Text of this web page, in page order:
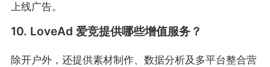
上线广告。
10. LoveAd 爱竞提供哪些增值服务？
除开户外，还提供素材制作、数据分析及多平台整合营